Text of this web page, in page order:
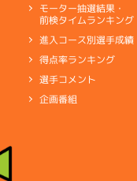
モーター抽選結果・
前検タイムランキング
進入コース別選手成績
得点率ランキング
選手コメント
企画番組